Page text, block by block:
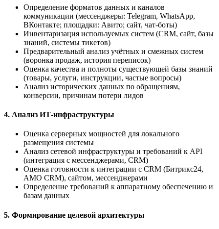
Определение форматов данных и каналов
коммуникации (мессенджеры: Telegram, WhatsApp,
ВКонтакте; площадки: Авито; сайт, чат-боты)
Инвентаризация используемых систем (CRM, сайт, базы
знаний, системы тикетов)
Предварительный анализ учётных и смежных систем
(воронка продаж, история переписок)
Оценка качества и полноты существующей базы знаний
(товары, услуги, инструкции, частые вопросы)
Анализ исторических данных по обращениям,
конверсии, причинам потери лидов
4. Анализ ИТ-инфраструктуры
Оценка серверных мощностей для локального
размещения системы
Анализ сетевой инфраструктуры и требований к API
(интеграция с мессенджерами, CRM)
Оценка готовности к интеграции с CRM (Битрикс24,
AMO CRM), сайтом, мессенджерами
Определение требований к аппаратному обеспечению и
базам данных
5. Формирование целевой архитектуры